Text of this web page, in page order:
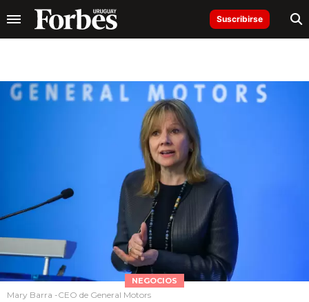
Suscribirse
NEGOCIOS
Mary Barra -CEO de General Motors